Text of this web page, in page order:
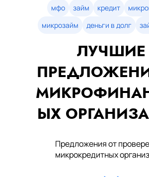
Займы онлайн
Денежные кредиты
мфо займ кредит
микрозайм
деньги в долг
ЛУЧШИЕ
ЫХ
Предложения от
микрокредитных